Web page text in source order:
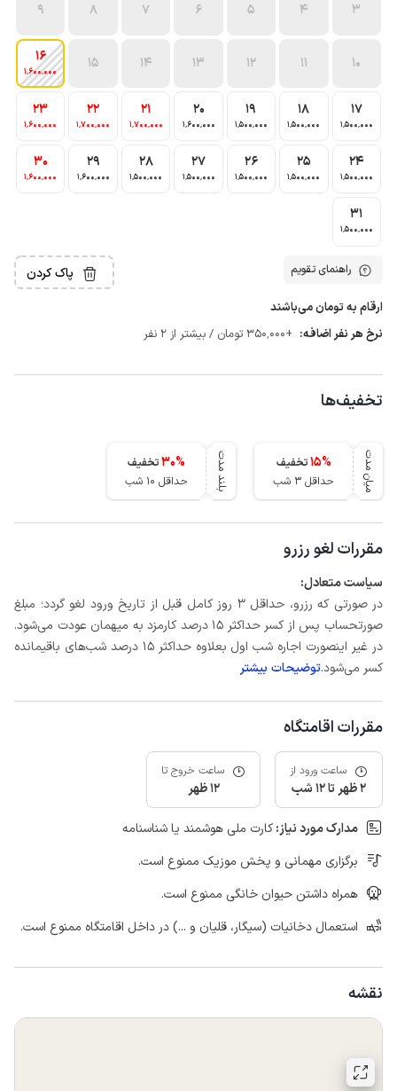
3
4
5
6
7
8
9
10
11
12
13
14
15
16
1٬600٬000
17
1٬500٬000
18
1٬500٬000
19
1٬500٬000
20
1٬600٬000
21
1٬700٬000
22
1٬700٬000
23
1٬600٬000
24
1٬500٬000
25
1٬500٬000
26
1٬500٬000
27
1٬500٬000
28
1٬500٬000
29
1٬600٬000
30
1٬600٬000
31
1٬500٬000
راهنمای تقویم پاک کردن
ارقام به تومان می‌باشند
نرخ هر نفر اضافه: +350٬000 تومان / بیشتر از 2 نفر
تخفیف‌ها
میان مدت 15%
تخفیف
حداقل 3 شب
بلند مدت 30%
تخفیف
حداقل 10 شب
مقررات لغو رزرو
سیاست متعادل:
در صورتی که رزرو، حداقل 3 روز کامل قبل از تاریخ ورود لغو گردد؛ مبلغ
صورتحساب پس از کسر حداکثر 15 درصد کارمزد به میهمان عودت می‌شود.
در غیر اینصورت اجاره شب اول بعلاوه حداکثر 15 درصد شب‌های باقیمانده
کسر می‌شود.توضیحات بیشتر
مقررات اقامتگاه
ساعت ورود از
2 ظهر تا 12 شب
ساعت خروج تا
12 ظهر
مدارک مورد نیاز:کارت ملی هوشمند یا شناسنامه
برگزاری مهمانی و پخش موزیک ممنوع است.
همراه داشتن حیوان خانگی ممنوع است.
استعمال دخانیات (سیگار، قلیان و ...) در داخل اقامتگاه ممنوع است.
نقشه